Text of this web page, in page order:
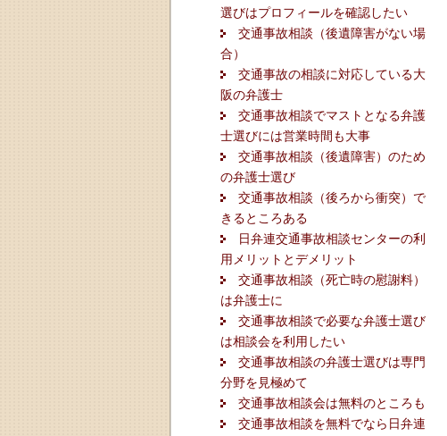
選びはプロフィールを確認したい
交通事故相談（後遺障害がない場
合）
交通事故の相談に対応している大
阪の弁護士
交通事故相談でマストとなる弁護
士選びには営業時間も大事
交通事故相談（後遺障害）のため
の弁護士選び
交通事故相談（後ろから衝突）で
きるところある
日弁連交通事故相談センターの利
用メリットとデメリット
交通事故相談（死亡時の慰謝料）
は弁護士に
交通事故相談で必要な弁護士選び
は相談会を利用したい
交通事故相談の弁護士選びは専門
分野を見極めて
交通事故相談会は無料のところも
交通事故相談を無料でなら日弁連